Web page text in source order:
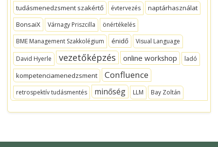
tudásmenedzsment szakértő
évtervezés
naptárhasználat
BonsaiX
Várnagy Priszcilla
önértékelés
BME Management Szakkolégium
énidő Visual Language
David Hyerle vezetőképzés online workshop ladó
kompetenciamenedzsment Confluence
retrospektív tudásmentés minőség LLM Bay Zoltán